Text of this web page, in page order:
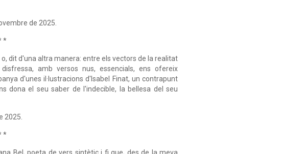
de 2025.
*
dit d'una altra manera: entre els vectors de la realitat
amb versos nus, essencials, ens ofereix
d'unes il·lustracions d'Isabel Finat, un contrapunt
dona el seu saber de l'indecible, la bellesa del seu
2025.
*
Bel, poeta de vers sintètic i fi que, des de la meva